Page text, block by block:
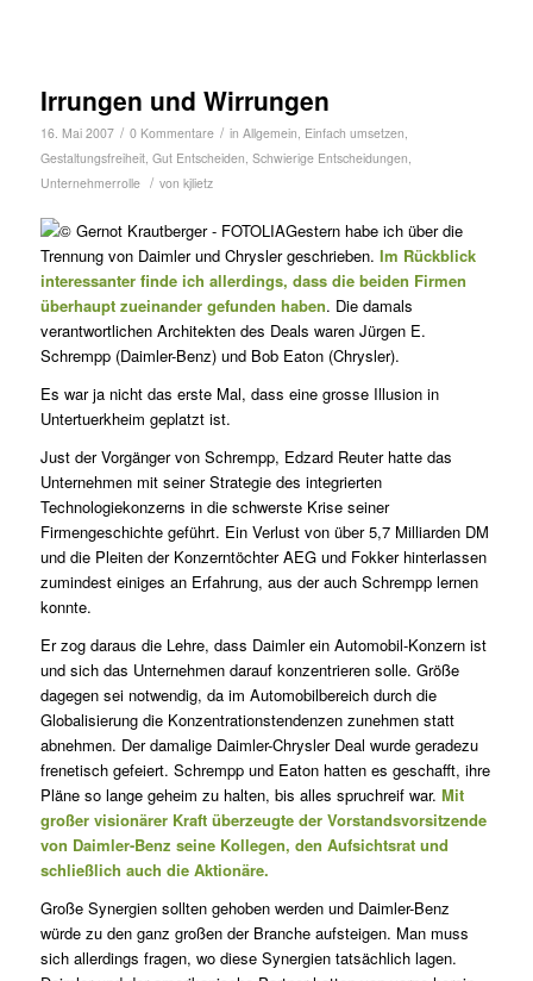
Irrungen und Wirrungen
16. Mai 2007 / 0 Kommentare / in Allgemein Einfach umsetzen
Gestaltungsfreiheit, Gut Entscheiden Schwierige Entscheidungen
Unternehmerrolle / von kjlietz
Gestern habe ich über die
Trennung von Daimler und Chrysler geschrieben. Im Rückblick
interessanter finde ich allerdings, dass die beiden Firmen
überhaupt zueinander gefunden haben. Die damals
verantwortlichen Architekten des Deals waren Jürgen E.
Schrempp (Daimler-Benz) und Bob Eaton (Chrysler).
Es war ja nicht das erste Mal, dass eine grosse Illusion in
Untertuerkheim geplatzt ist.
Just der Vorgänger von Schrempp, Edzard Reuter hatte das
Unternehmen mit seiner Strategie des integrierten
Technologiekonzerns in die schwerste Krise seiner
Firmengeschichte geführt. Ein Verlust von über 5,7 Milliarden DM
und die Pleiten der Konzerntöchter AEG und Fokker hinterlassen
zumindest einiges an Erfahrung, aus der auch Schrempp lernen
konnte.
Er zog daraus die Lehre, dass Daimler ein Automobil-Konzern ist
und sich das Unternehmen darauf konzentrieren solle. Größe
dagegen sei notwendig, da im Automobilbereich durch die
Globalisierung die Konzentrationstendenzen zunehmen statt
abnehmen. Der damalige Daimler-Chrysler Deal wurde geradezu
frenetisch gefeiert. Schrempp und Eaton hatten es geschafft, ihre
Pläne so lange geheim zu halten, bis alles spruchreif war. Mit
großer visionärer Kraft überzeugte der Vorstandsvorsitzende
von Daimler-Benz seine Kollegen, den Aufsichtsrat und
schließlich auch die Aktionäre.
Große Synergien sollten gehoben werden und Daimler-Benz
würde zu den ganz großen der Branche aufsteigen. Man muss
sich allerdings fragen, wo diese Synergien tatsächlich lagen.